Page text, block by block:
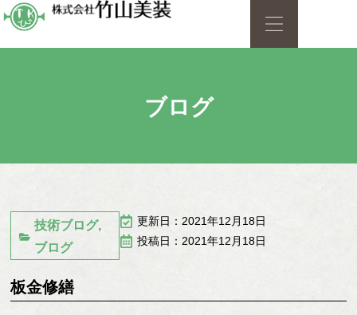
ブログ
更新日：2021年12月18日
投稿日：2021年12月18日
技術ブログ,
ブログ
板金修繕